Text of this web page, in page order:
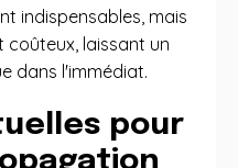
indispensables, mais
coûteux, laissant un
dans l'immédiat.
pour